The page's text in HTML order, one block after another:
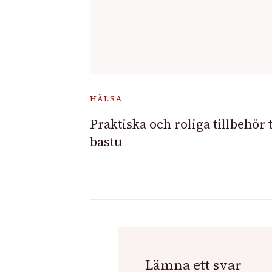
HÄLSA
Praktiska och roliga tillbehör
bastu
Lämna ett svar